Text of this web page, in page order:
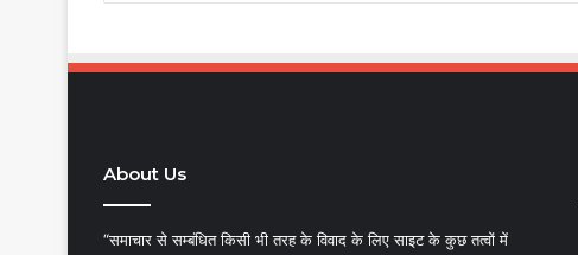
About Us
“समाचार से सम्बंधित किसी भी तरह के विवाद के लिए साइट के कुछ तत्वों में